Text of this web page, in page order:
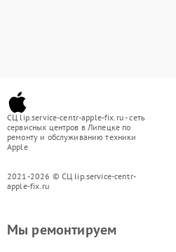
СЦ lip.service-centr-apple-fix.ru - сеть
сервисных центров в Липецке по
ремонту и обслуживанию техники
Apple
2021-2026 © СЦ lip.service-centr-
apple-fix.ru
Мы ремонтируем